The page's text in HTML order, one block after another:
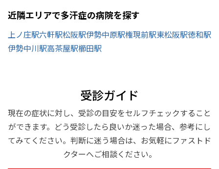
近隣エリアで多汗症の病院を探す
上ノ庄駅六軒駅松阪駅伊勢中原駅権現前駅東松阪駅徳和駅
伊勢中川駅高茶屋駅櫛田駅
受診ガイド
現在の症状に対し、受診の目安をセルフチェックすること
ができます。どう受診したら良いか迷った場合、参考にし
てみてください。判断に迷う場合は、お気軽にファストド
クターへご相談ください。